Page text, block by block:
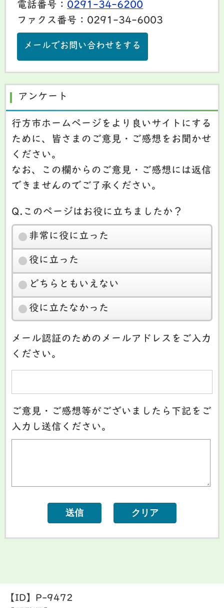
電話番号： 0291-34-6200
ファクス番号：0291-34-6003
メールでお問い合わせをする
アンケート
行方市ホームページをより良いサイトにする
ために、皆さまのご意見・ご感想をお聞かせ
ください。
なお、この欄からのご意見・ご感想には返信
できませんのでご了承ください。
Q.このページはお役に立ちましたか？
非常に役に立った
役に立った
どちらともいえない
役に立たなかった
メール認証のためのメールアドレスをご入力
ください。
ご意見・ご感想等がございましたら下記をご
入力し送信ください。
【ID】 P-9472